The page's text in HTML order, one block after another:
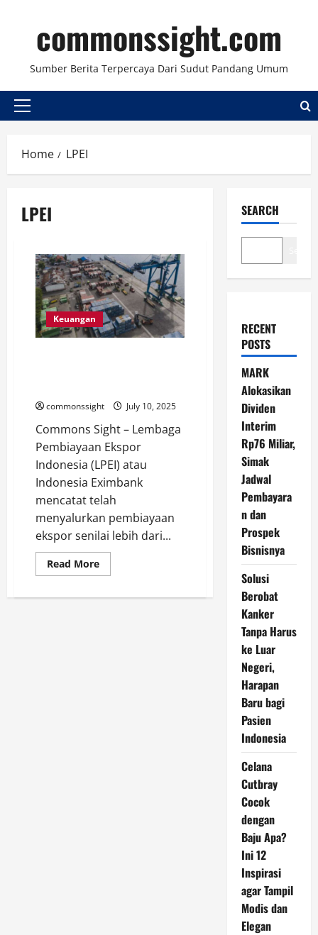
contentcommonssight.com
Sumber Berita Terpercaya Dari Sudut Pandang Umum
Primary
Home LPEI
LPEI
Keuangan
commonssight July 10, 2025
Commons Sight – Lembaga
Pembiayaan Ekspor
Indonesia (LPEI) atau
Indonesia Eximbank
mencatat telah
menyalurkan pembiayaan
ekspor senilai lebih dari...
Read MoreRead
more
Salurkan
SEARCH
RECENT
POSTS
MARK
Alokasikan
Dividen
Interim
Rp76 Miliar,
Simak
Jadwal
Pembayara
n dan
Prospek
Bisnisnya
Solusi
Berobat
Kanker
Tanpa Harus
ke Luar
Negeri,
Harapan
Baru bagi
Pasien
Indonesia
Celana
Cutbray
Cocok
dengan
Baju Apa?
Ini 12
Inspirasi
agar Tampil
Modis dan
Elegan